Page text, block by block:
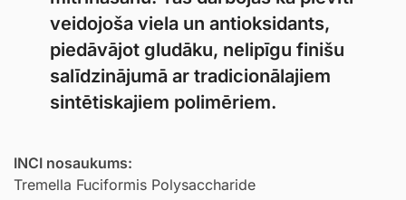
veidojoša viela un antioksidants,
piedāvājot gludāku, nelipīgu finišu
salīdzinājumā ar tradicionālajiem
sintētiskajiem polimēriem.
INCI nosaukums:
Tremella Fuciformis Polysaccharide